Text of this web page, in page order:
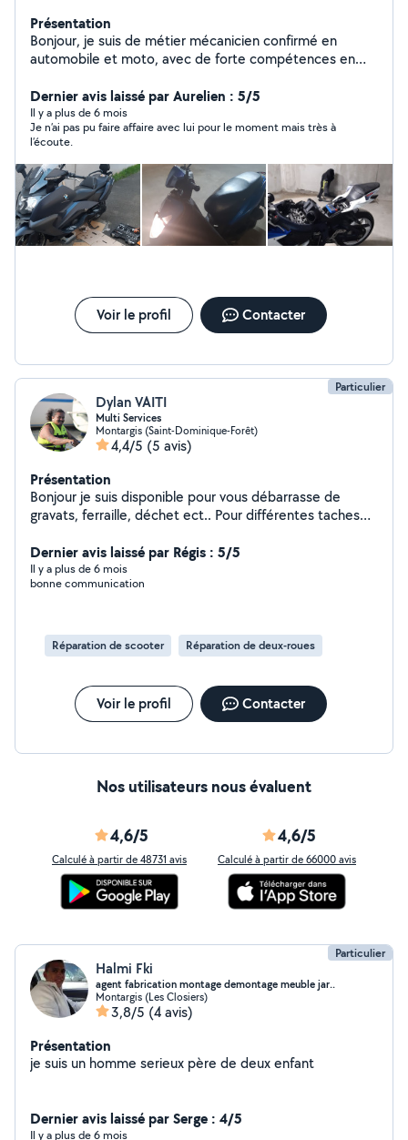
Présentation
Bonjour, je suis de métier mécanicien confirmé en
automobile et moto, avec de forte compétences en
clefs, ainsi que le taillage des clefs, je travail sur toutes
marques de véhicules. J'effectue les réparations et
l'entretien de votre véhicule, dans le respect des
consignes et préconisations exigées par le constructeur.
Je vous propose : Mecanique automobile : embrayage,
distribution, freinage, vidange, amortisseur, triangle,
cardan, remplacement de pièces carrosserie, turbo,
capteur, culasse, soupape, changement de moteur,
bougies ect... Mecanique moto : vidange, révision
roulement de fourche, amortisseur, segmentation,
pompe à eau ect... Double de clefs, taillage de clefs sur
me contacter pour toutes informations.
Dernier avis laissé par Aurelien : 5/5
Il y a plus de 6 mois
Je n’ai pas pu faire affaire avec lui pour le moment mais très à
l’écoute.
Voir le profil Contacter
Particulier
Dylan VAITI
Multi Services
Montargis (Saint-Dominique-Forêt)
4,4/5 (5 avis)
Présentation
Bonjour je suis disponible pour vous débarrasse de
gravats, ferraille, déchet ect.. Pour différentes taches
Mécanique auto moto Informatique et Téléphoniques
Merci cordialement
Dernier avis laissé par Régis : 5/5
Il y a plus de 6 mois
bonne communication
Réparation de scooter Réparation de deux-roues
Voir le profil Contacter
Nos utilisateurs nous évaluent
4,6/5
Calculé à partir de 48731 avis
4,6/5
Calculé à partir de 66000 avis
Particulier
Halmi Fki
agent fabrication montage demontage meuble jar..
Montargis (Les Closiers)
3,8/5 (4 avis)
Présentation
je suis un homme serieux père de deux enfant
Dernier avis laissé par Serge : 4/5
Il y a plus de 6 mois